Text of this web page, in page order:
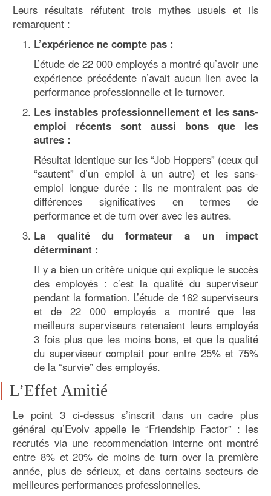
Leurs résultats réfutent trois mythes usuels et ils
remarquent :
L’expérience ne compte pas :
L’étude de 22 000 employés a montré qu’avoir une
expérience précédente n’avait aucun lien avec la
performance professionnelle et le turnover.
Les instables professionnellement et les sans-
emploi récents sont aussi bons que les
autres :
Résultat identique sur les “Job Hoppers” (ceux qui
“sautent” d’un emploi à un autre) et les sans-
emploi longue durée : ils ne montraient pas de
différences significatives en termes de
performance et de turn over avec les autres.
La qualité du formateur a un impact
déterminant :
Il y a bien un critère unique qui explique le succès
des employés : c’est la qualité du superviseur
pendant la formation. L’étude de 162 superviseurs
et de 22 000 employés a montré que les
meilleurs superviseurs retenaient leurs employés
3 fois plus que les moins bons, et que la qualité
du superviseur comptait pour entre 25% et 75%
de la “survie” des employés.
L’Effet Amitié
Le point 3 ci-dessus s’inscrit dans un cadre plus
général qu’Evolv appelle le “Friendship Factor” : les
recrutés via une recommendation interne ont montré
entre 8% et 20% de moins de turn over la première
année, plus de sérieux, et dans certains secteurs de
meilleures performances professionnelles.